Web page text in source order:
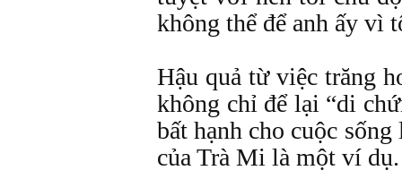
không thể để anh ấy vì
Hậu quả từ việc trăng
không chỉ để lại “di
bất hạnh cho cuộc
của Trà Mi là một ví dụ.